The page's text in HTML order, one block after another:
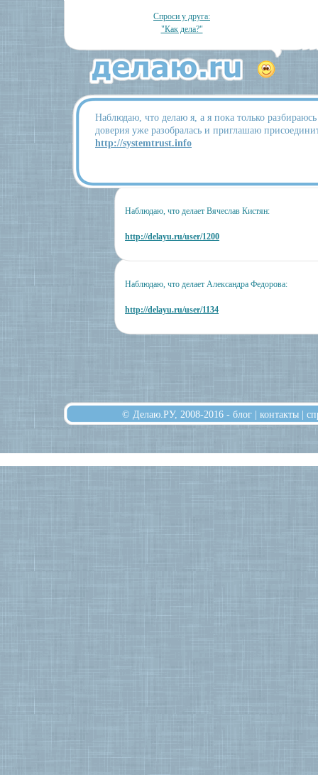
Спроси у друга:
"Как дела?"
Наблюдаю, что делаю я, а я пока только
доверия уже разобралась и приглашаю
http://systemtrust.info
Наблюдаю, что делает Вячеслав Кистян:
http://delayu.ru/user/1200
Наблюдаю, что делает Александра Федорова:
http://delayu.ru/user/1134
© Делаю.РУ, 2008-2016 - блог | контакты |